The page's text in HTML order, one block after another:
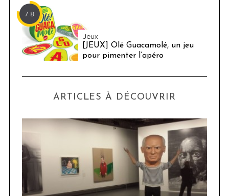
7.8
Jeux
[JEUX] Olé Guacamolé, un jeu
pour pimenter l’apéro
ARTICLES À DÉCOUVRIR